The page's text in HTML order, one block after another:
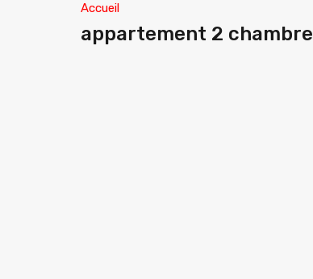
Accueil
appartement 2 chambre